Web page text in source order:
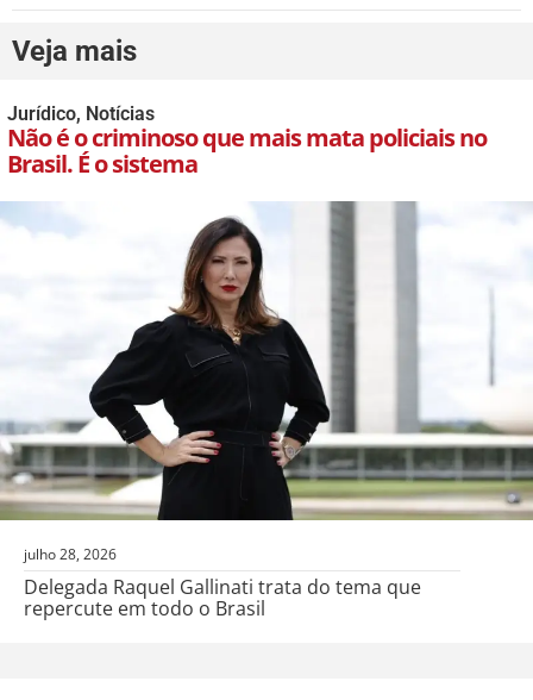
Veja mais
Jurídico, Notícias
Não é o criminoso que mais mata policiais no
Brasil. É o sistema
julho 28, 2026
Delegada Raquel Gallinati trata do tema que
repercute em todo o Brasil